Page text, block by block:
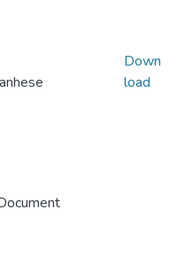
Down
load